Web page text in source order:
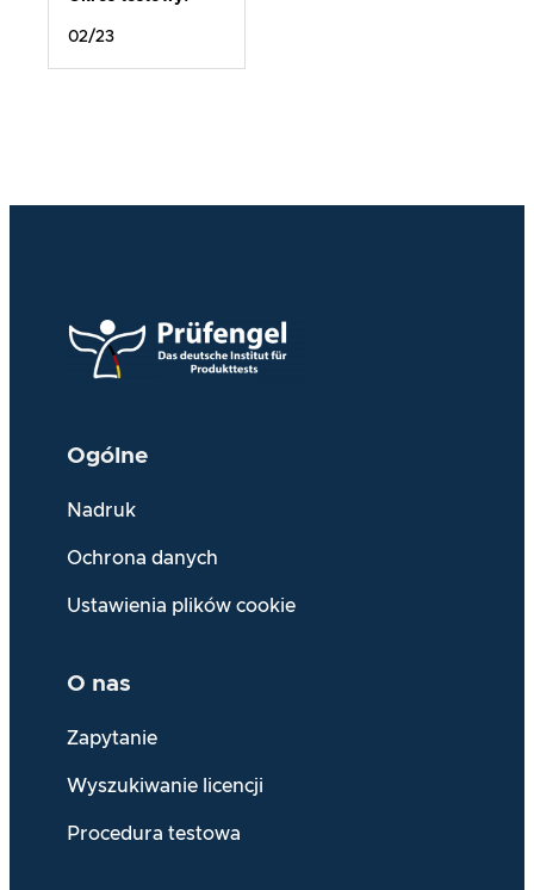
02/23
Ogólne
Nadruk
Ochrona danych
Ustawienia plików cookie
O nas
Zapytanie
Wyszukiwanie licencji
Procedura testowa